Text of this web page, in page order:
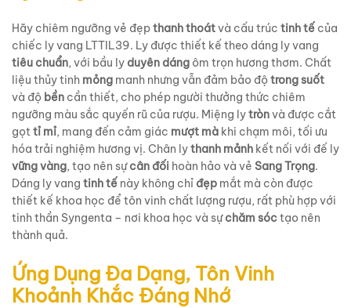
Hãy chiêm ngưỡng vẻ đẹpthanh thoátvà cấu trúc tinh tế của
chiếc ly vang LTTIL39. Ly được thiết kế theo dáng ly vang
tiêu chuẩn, với bầu ly duyên dáng ôm trọn hương thơm. Chất
liệu thủy tinh mỏng manh nhưng vẫn đảm bảo độtrong suốt
và độ bền cần thiết, cho phép người thưởng thức chiêm
ngưỡng màu sắc quyến rũ của rượu. Miệng lytrònvà được cắt
gọt tỉ mỉ, mang đến cảm giác mượt mà khi chạm môi, tối ưu
hóa trải nghiệm hương vị. Chân lythanh mảnh kết nối với đế ly
vững vàng, tạo nên sựcân đối hoàn hảo và vẻ Sang Trọng.
Dáng ly vang tinh tế này không chỉ đẹp mắt mà còn được
thiết kế khoa học để tôn vinh chất lượng rượu, rất phù hợp với
tinh thần Syngenta – nơi khoa học và sựchăm sóctạo nên
thành quả.
Ứng Dụng Đa Dạng, Tôn Vinh
Khoảnh Khắc Đáng Nhớ